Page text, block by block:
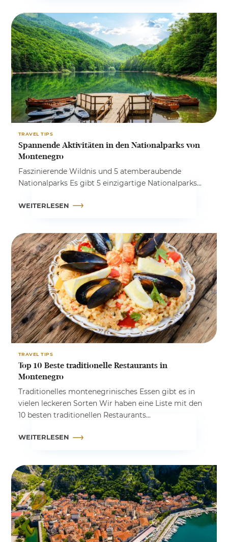
TRAVEL TIPS
Spannende Aktivitäten in den Nationalparks von
Montenegro
Faszinierende Wildnis und 5 atemberaubende
Nationalparks Es gibt 5 einzigartige Nationalparks...
WEITERLESEN
TRAVEL TIPS
Top 10 Beste traditionelle Restaurants in
Montenegro
Traditionelles montenegrinisches Essen gibt es in
vielen leckeren Sorten Wir haben eine Liste mit den
10 besten traditionellen Restaurants...
WEITERLESEN